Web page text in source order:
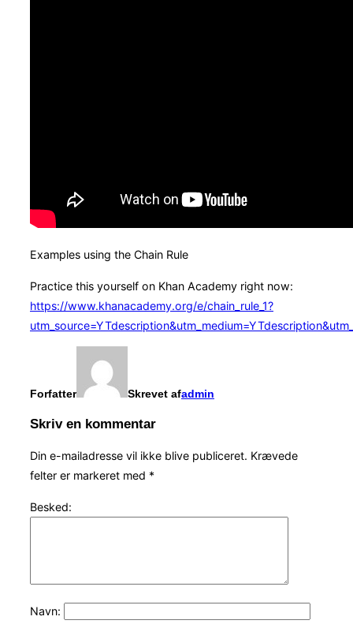
Examples using the Chain Rule
Practice this yourself on Khan Academy right now:
https://www.khanacademy.org/e/chain_rule_1?
Forfatter Skrevet afadmin
Skriv en kommentar
Din e-mailadresse vil ikke blive publiceret. Krævede
felter er markeret med *
Besked:
Navn: